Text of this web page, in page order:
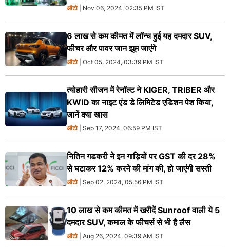
ऑटो| Nov 06, 2024, 02:35 PM IST
6 लाख से कम कीमत में लॉन्च हुई यह दमदार SUV,
फीचर और पावर जान झूम जाएंगे
ऑटो| Oct 05, 2024, 03:39 PM IST
त्योहारी सीजन में रेनॉल्ट ने KIGER, TRIBER और
KWID का नाइट एंड डे लिमिटेड एडिशन पेश किया,
जानें क्या खास
ऑटो| Sep 17, 2024, 06:59 PM IST
नितिन गडकरी ने इन गाड़ियों पर GST की दर 28%
से घटाकर 12% करने की मांग की, हो जाएंगी सस्ती
ऑटो| Sep 02, 2024, 05:56 PM IST
10 लाख से कम कीमत में खरीदें Sunroof वाली ये 5
दमदार SUV, कमाल के फीचर्स से भी है लैस
ऑटो| Aug 26, 2024, 09:39 AM IST